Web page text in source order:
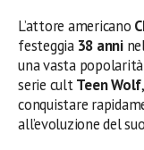
L’attore americano
festeggia 38 anni
una vasta
serie cultTeen Wolf
conquistare
all’evoluzione del